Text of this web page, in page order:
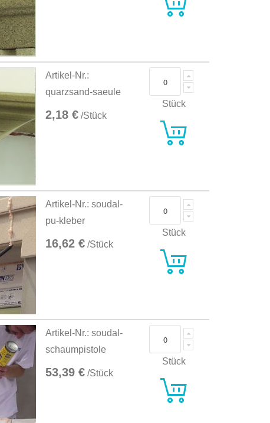
Artikel-Nr.:
quarzsand-saeule
2,18 € /Stück
Stück
Artikel-Nr.: soudal-
pu-kleber
16,62 € /Stück
Stück
Artikel-Nr.: soudal-
schaumpistole
53,39 € /Stück
Stück